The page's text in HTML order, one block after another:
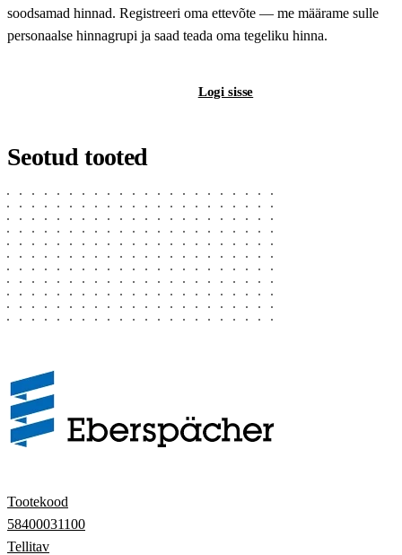
soodsamad hinnad. Registreeri oma ettevõte — me määrame sulle
personaalse hinnagrupi ja saad teada oma tegeliku hinna.
Logi sisse
Seotud tooted
Tootekood
58400031100
Tellitav